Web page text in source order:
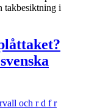
takbesiktning i